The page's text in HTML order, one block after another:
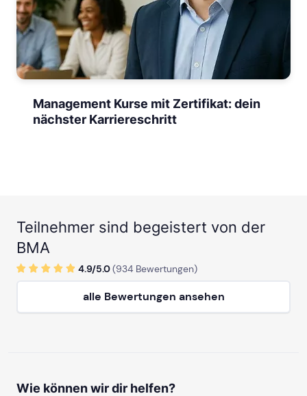
Management Kurse mit Zertifikat: dein
nächster Karriereschritt
Teilnehmer sind begeistert von der
BMA
4.9/5.0(934 Bewertungen)
alle Bewertungen ansehen
Wie können wir dir helfen?